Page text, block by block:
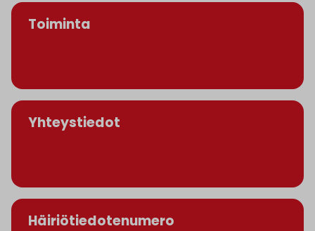
Toiminta
Yhteystiedot
Häiriötiedotenumero